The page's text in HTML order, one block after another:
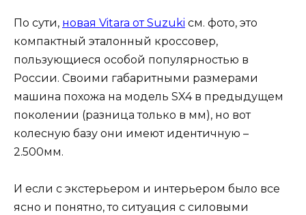
По сути, новая Vitara от Suzuki см. фото, это
компактный эталонный кроссовер,
пользующиеся особой популярностью в
России. Своими габаритными размерами
машина похожа на модель SX4 в предыдущем
поколении (разница только в мм), но вот
колесную базу они имеют идентичную –
2.500мм.
И если с экстерьером и интерьером было все
ясно и понятно, то ситуация с силовыми